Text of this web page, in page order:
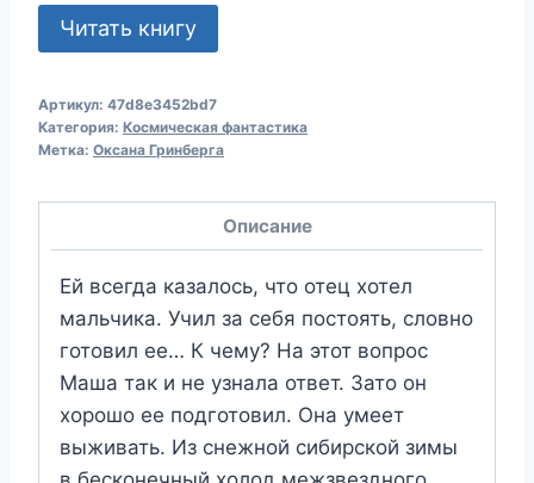
Читать книгу
Артикул: 47d8e3452bd7
Категория: Космическая фантастика
Метка: Оксана Гринберга
Описание
Ей всегда казалось, что отец хотел
мальчика. Учил за себя постоять, словно
готовил ее… К чему? На этот вопрос
Маша так и не узнала ответ. Зато он
хорошо ее подготовил. Она умеет
выживать. Из снежной сибирской зимы